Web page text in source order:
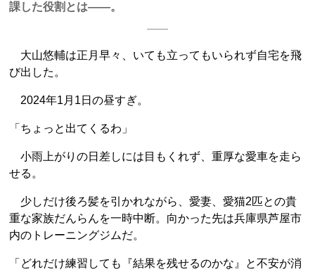
課した役割とは――。
大山悠輔は正月早々、いても立ってもいられず自宅を飛
び出した。
2024年1月1日の昼すぎ。
「ちょっと出てくるわ」
小雨上がりの日差しには目もくれず、重厚な愛車を走ら
せる。
少しだけ後ろ髪を引かれながら、愛妻、愛猫2匹との貴
重な家族だんらんを一時中断。向かった先は兵庫県芦屋市
内のトレーニングジムだ。
「どれだけ練習しても『結果を残せるのかな』と不安が消